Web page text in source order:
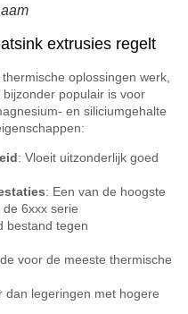
extrusies regelt
oplossingen werk,
populair is voor
en siliciumgehalte
: Vloeit uitzonderlijk goed
: Een van de hoogste
6xxx serie
bestand tegen
voor de meeste thermische
dan legeringen met hogere